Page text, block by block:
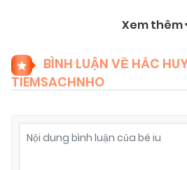
Chapter 1(VIP) 07/11/2025
Xem thêm
BÌNH LUẬN VỀ HẮC
TIEMSACHNHO